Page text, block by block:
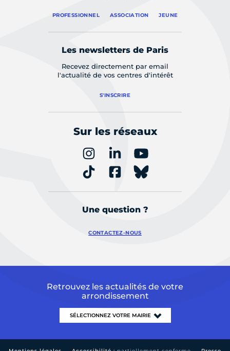
PROFESSIONNEL ASSOCIATION JEUNE
Les newsletters de Paris
Recevez directement par email
l'actualité de vos centres d'intérêt
S'INSCRIRE
Sur les réseaux
Une question ?
CONTACTEZ-NOUS
Retrouvez les actualités de votre
arrondissement